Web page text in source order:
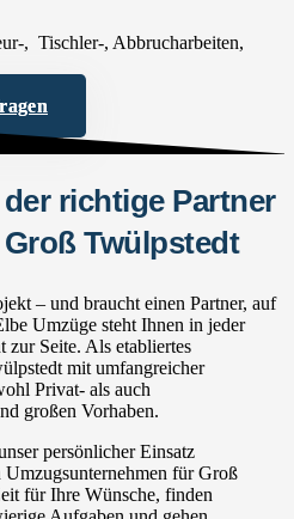
, Tischler-, Abbrucharbeiten,
richtige Partner
Twülpstedt
– und braucht einen Partner, auf
Umzüge steht Ihnen in jeder
zur Seite. Als etabliertes
mit umfangreicher
Privat- als auch
großen Vorhaben.
persönlicher Einsatz
Umzugsunternehmen für Groß
für Ihre Wünsche, finden